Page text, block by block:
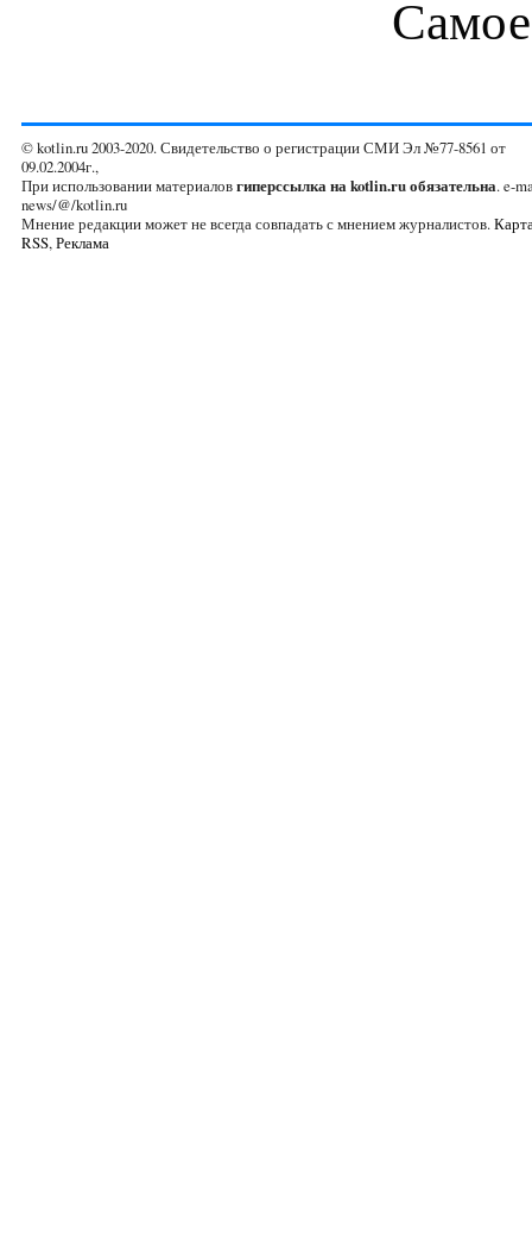
© kotlin.ru 2003-2020. Свидетельство о регистрации СМИ Эл №77-8561 от
09.02.2004г.,
При использовании материаловгиперссылка на kotlin.ru обязательна. e-
news/@/kotlin.ru
Мнение редакции может не всегда совпадать с мнением журналистов.
RSS,Реклама